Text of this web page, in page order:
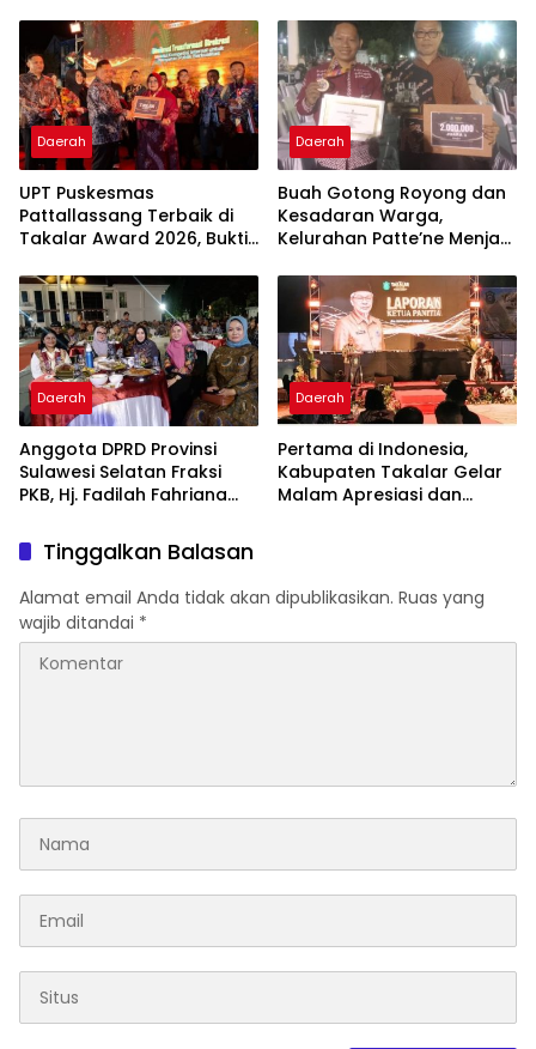
Masyarakat
Di Maros
Daerah
UPT Puskesmas
Pattallassang Terbaik di
Takalar Award 2026, Bukti
Pelayanan Kesehatan
Berkualitas
Daerah
Buah Gotong Royong dan
Kesadaran Warga,
Kelurahan Patte’ne Menjadi
2026
Daerah
Anggota DPRD Provinsi
Sulawesi Selatan Fraksi
PKB, Hj. Fadilah Fahriana
Takalar Menyalakan
Lentera Pengabdian
Melalui Malam Apresiasi
dan Inovasi Award 2026
Daerah
Pertama di Indonesia,
Kabupaten Takalar Gelar
Malam Apresiasi dan
Berprestasi
Tinggalkan Balasan
Alamat email Anda tidak akan dipublikasikan. Ruas yang
wajib ditandai *